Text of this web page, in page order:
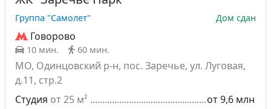
Группа "Самолет" Дом сдан
Говорово
10 мин. 60 мин.
МО, Одинцовский р-н, пос. Заречье, ул. Луговая,
д.11, стр.2
Студия от 25 м²
от 9,6 млн